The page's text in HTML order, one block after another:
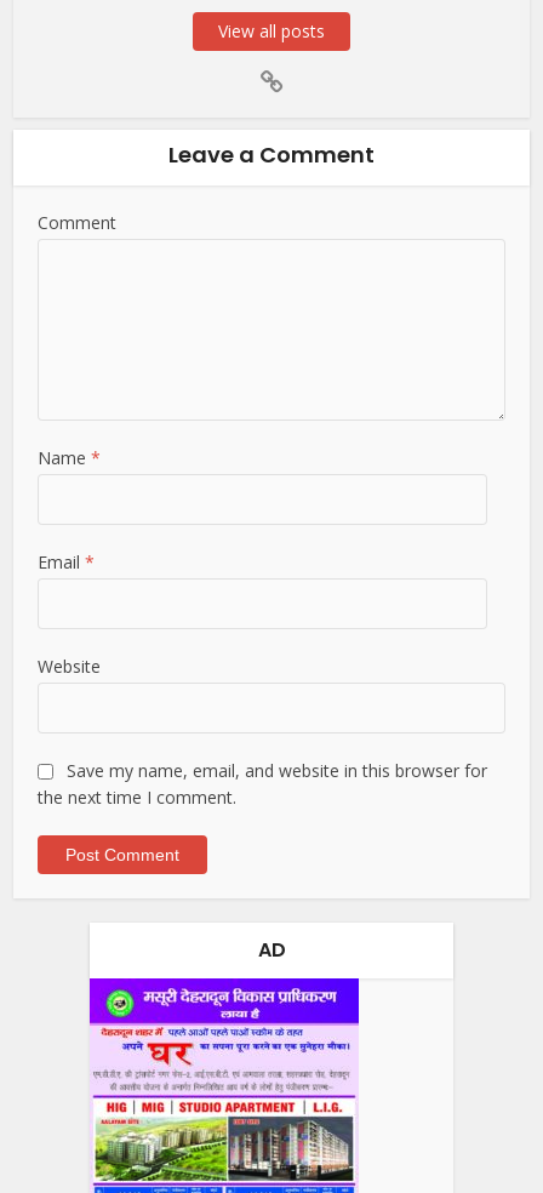
View all posts
Leave a Comment
Comment
Name*
Email*
Website
Save my name, email, and website in this browser for
the next time I comment.
AD